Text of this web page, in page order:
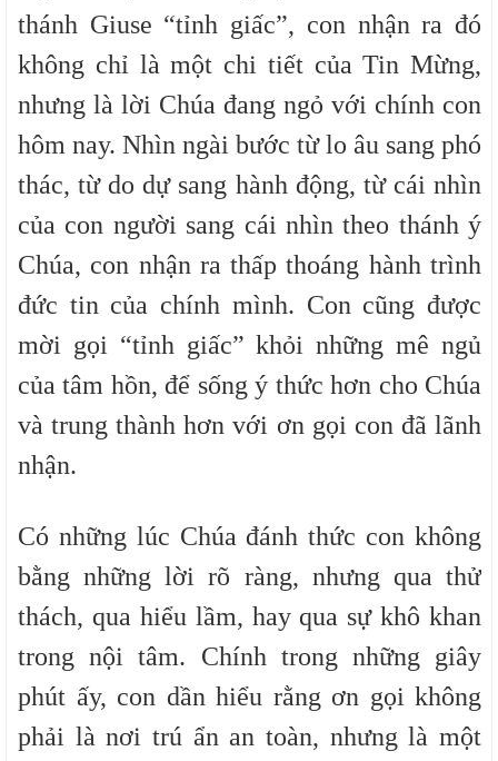
thánh Giuse “tỉnh giấc”, con nhận ra đó
không chỉ là một chi tiết của Tin Mừng,
nhưng là lời Chúa đang ngỏ với chính con
hôm nay. Nhìn ngài bước từ lo âu sang phó
thác, từ do dự sang hành động, từ cái nhìn
của con người sang cái nhìn theo thánh ý
Chúa, con nhận ra thấp thoáng hành trình
đức tin của chính mình. Con cũng được
mời gọi “tỉnh giấc” khỏi những mê ngủ
của tâm hồn, để sống ý thức hơn cho Chúa
và trung thành hơn với ơn gọi con đã lãnh
nhận.
Có những lúc Chúa đánh thức con không
bằng những lời rõ ràng, nhưng qua thử
thách, qua hiểu lầm, hay qua sự khô khan
trong nội tâm. Chính trong những giây
phút ấy, con dần hiểu rằng ơn gọi không
phải là nơi trú ẩn an toàn, nhưng là một